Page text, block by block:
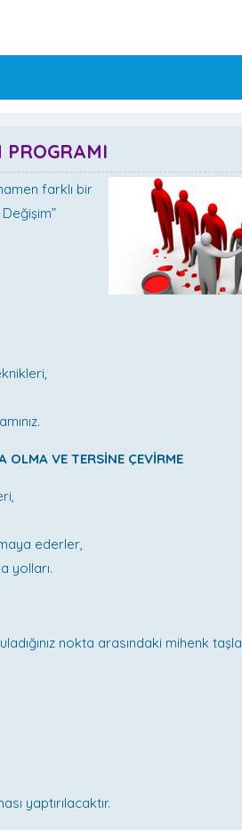
PROGRAMI
farklı bir
Değişim”
VE TERSİNE ÇEVİRME
ederler,
yolları.
nokta arasındaki mihenk
yaptırılacaktır.